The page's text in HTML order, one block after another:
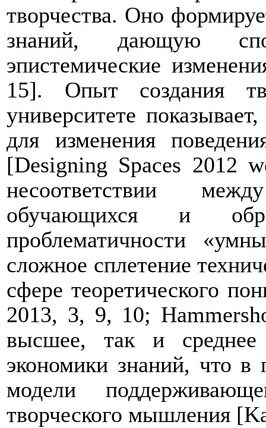
творчества. Оно
знаний, дающую
эпистемические
15]. Опыт создания
университете
для изменения
[Designing Spaces 2012
несоответствии
обучающихся и
проблематичности
сложное сплетение
сфере теоретического
2013, 3, 9, 10;
высшее, так и среднее
экономики знаний, что в
модели
творческого мышления [